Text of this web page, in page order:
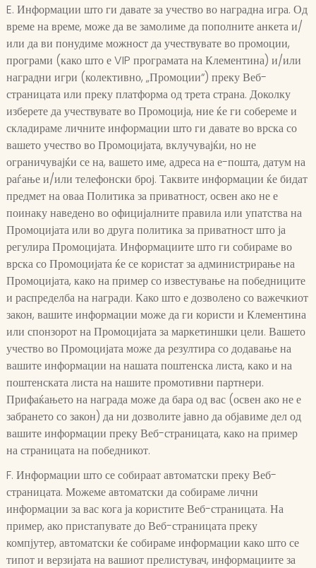
E. Информации што ги давате за учество во наградна игра. Од
време на време, може да ве замолиме да пополните анкета и/
или да ви понудиме можност да учествувате во промоции,
програми (како што е VIP програмата на Клементина) и/или
наградни игри (колективно, „Промоции“) преку Веб-
страницата или преку платформа од трета страна. Доколку
изберете да учествувате во Промоција, ние ќе ги собереме и
складираме личните информации што ги давате во врска со
вашето учество во Промоцијата, вклучувајќи, но не
ограничувајќи се на, вашето име, адреса на е-пошта, датум на
раѓање и/или телефонски број. Таквите информации ќе бидат
предмет на оваа Политика за приватност, освен ако не е
поинаку наведено во официјалните правила или упатства на
Промоцијата или во друга политика за приватност што ја
регулира Промоцијата. Информациите што ги собираме во
врска со Промоцијата ќе се користат за администрирање на
Промоцијата, како на пример со известување на победниците
и распределба на награди. Како што е дозволено со важечкиот
закон, вашите информации може да ги користи и Клементина
или спонзорот на Промоцијата за маркетиншки цели. Вашето
учество во Промоцијата може да резултира со додавање на
вашите информации на нашата поштенска листа, како и на
поштенската листа на нашите промотивни партнери.
Прифаќањето на награда може да бара од вас (освен ако не е
забрането со закон) да ни дозволите јавно да објавиме дел од
вашите информации преку Веб-страницата, како на пример
на страницата на победникот.
F. Информации што се собираат автоматски преку Веб-
страницата. Можеме автоматски да собираме лични
информации за вас кога ја користите Веб-страницата. На
пример, ако пристапувате до Веб-страницата преку
компјутер, автоматски ќе собираме информации како што се
типот и верзијата на вашиот прелистувач, информациите за